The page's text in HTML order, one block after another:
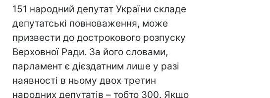
151 народний депутат України складе
депутатські повноваження, може
призвести до дострокового розпуску
Верховної Ради. За його словами,
парламент є дієздатним лише у разі
наявності в ньому двох третин
народних депутатів – тобто 300. Якщо